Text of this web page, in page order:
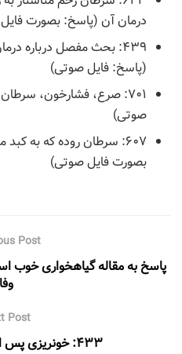
درمان آن (پاسخ: بصورت
۴۳۹: بحث مفصل درباره
(پاسخ: فایل صوتی)
۷۰۱: صرع، فشارخون،
صوتی)
۶۰۷: سرطان روده که به
بصورت فایل صوتی)
Post
پاسخ به مقاله گیاهخواری خوب
وفا
Post
۴۳۳: خونریزی پس از یائسگی | فیبروم